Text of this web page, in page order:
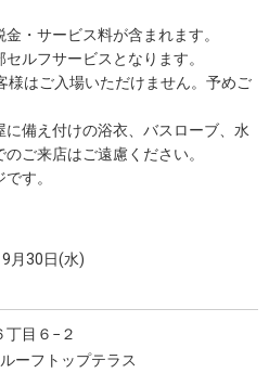
サービス料が含まれます。
ービスとなります。
場いただけません。予めご
けの浴衣、バスローブ、水
ご来店はご遠慮ください。
。
月30日(水)
丁目６−２
ーフトップテラス